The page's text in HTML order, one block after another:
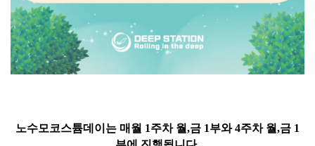
노수모코스튬데이는 매월 1주차 월,금 1부와 4주차 월,금 1